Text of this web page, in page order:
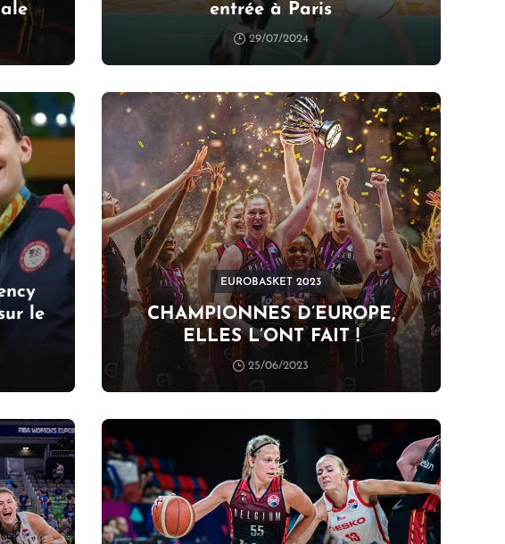
entrée à Paris
29/07/2024
le
EUROBASKET 2023
CHAMPIONNES D’EUROPE,
ELLES L’ONT FAIT !
25/06/2023